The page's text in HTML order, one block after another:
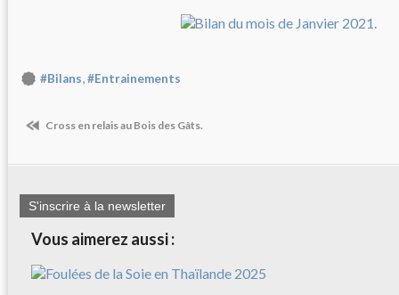
#Bilans,#Entrainements
Cross en relais au Bois des Gâts.
S'inscrire à la newsletter
Vous aimerez aussi :